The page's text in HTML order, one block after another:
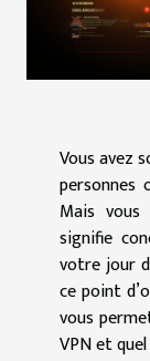
Vous avez
personnes
Mais vous
signifie
votre jour
ce point
vous
VPN et